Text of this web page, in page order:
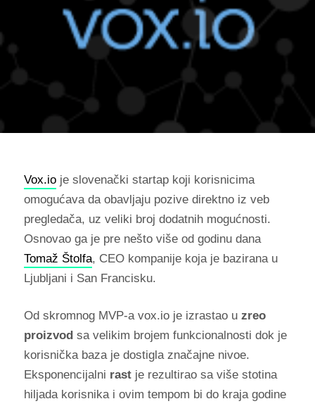
Vox.ioje slovenački startap koji korisnicima
omogućava da obavljaju pozive direktno iz veb
pregledača, uz veliki broj dodatnih mogućnosti.
Osnovao ga je pre nešto više od godinu dana
Tomaž Štolfa, CEO kompanije koja je bazirana u
Ljubljani i San Francisku.
Od skromnog MVP-a vox.io je izrastao u zreo
proizvodsa velikim brojem funkcionalnosti dok je
korisnička baza je dostigla značajne nivoe.
Eksponencijalni rastje rezultirao sa više stotina
hiljada korisnika i ovim tempom bi do kraja godine